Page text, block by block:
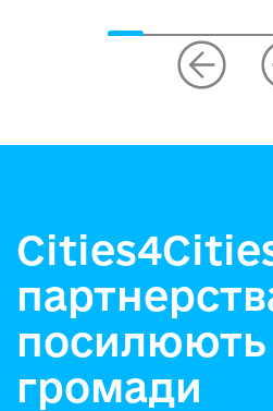
посилюють
громади